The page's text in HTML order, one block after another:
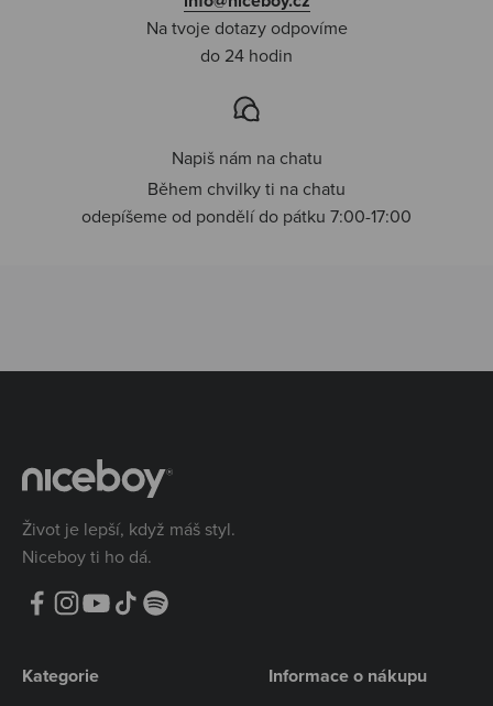
Na tvoje dotazy odpovíme
do 24 hodin
Napiš nám na chatu
Během chvilky ti na chatu
odepíšeme od pondělí do pátku 7:00-17:00
Život je lepší, když máš styl.
Niceboy ti ho dá.
Kategorie Informace o nákupu